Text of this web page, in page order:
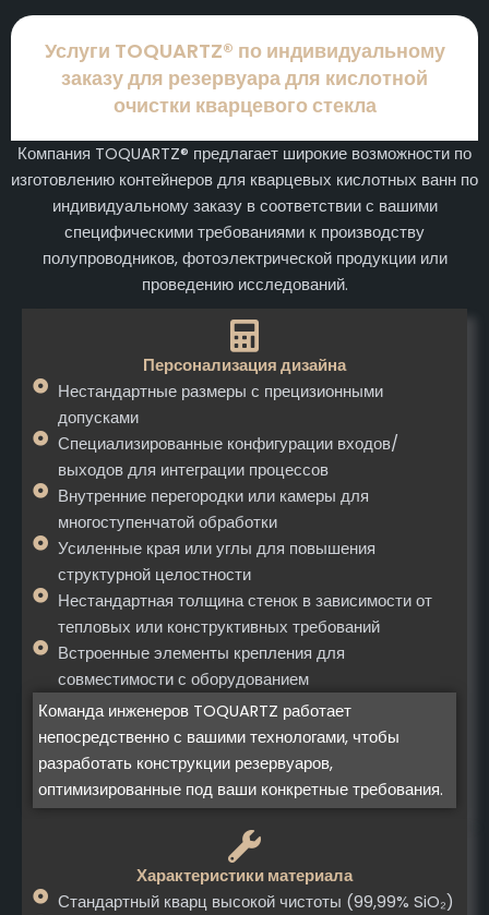
Услуги TOQUARTZ® по индивидуальному
заказу для резервуара для кислотной
очистки кварцевого стекла
Компания TOQUARTZ® предлагает широкие возможности по
изготовлению контейнеров для кварцевых кислотных ванн по
индивидуальному заказу в соответствии с вашими
специфическими требованиями к производству
полупроводников, фотоэлектрической продукции или
проведению исследований.
Персонализация дизайна
Нестандартные размеры с прецизионными
допусками
Специализированные конфигурации входов/
выходов для интеграции процессов
Внутренние перегородки или камеры для
многоступенчатой обработки
Усиленные края или углы для повышения
структурной целостности
Нестандартная толщина стенок в зависимости от
тепловых или конструктивных требований
Встроенные элементы крепления для
совместимости с оборудованием
Команда инженеров TOQUARTZ работает
непосредственно с вашими технологами, чтобы
разработать конструкции резервуаров,
оптимизированные под ваши конкретные требования.
Характеристики материала
Стандартный кварц высокой чистоты (99,99% SiO₂)